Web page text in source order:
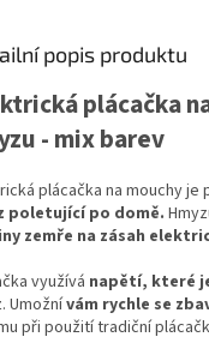
popis produktu
plácačka
- mix barev
plácačka na mouchy
poletující po domě.
zemře na zásah
využívá napětí, které
Umožnívám rychle se
při použití tradiční